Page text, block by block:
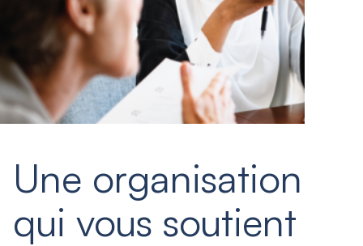
Une organisation
qui vous soutient